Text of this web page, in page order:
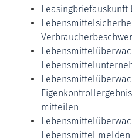
Leasingbriefauskunft
mitteilen
Lebensmittel melden